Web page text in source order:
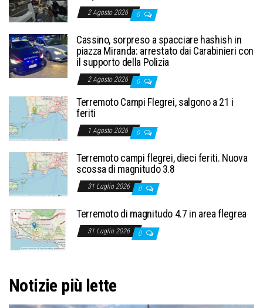
2 Agosto 2026 0
Cassino, sorpreso a spacciare hashish in
piazza Miranda: arrestato dai Carabinieri con
il supporto della Polizia
2 Agosto 2026 0
Terremoto Campi Flegrei, salgono a 21 i
feriti
1 Agosto 2026 0
Terremoto campi flegrei, dieci feriti. Nuova
scossa di magnitudo 3.8
31 Luglio 2026 0
Terremoto di magnitudo 4.7 in area flegrea
31 Luglio 2026 0
Notizie più lette